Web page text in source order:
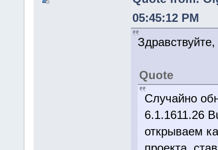
05:45:12 PM
Quote
Случайно
6.1.1611.26
открываем